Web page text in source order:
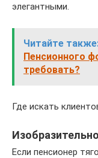
элегантными.
Читайте
Пенсионного
требовать?
Где искать
Если пенсионер